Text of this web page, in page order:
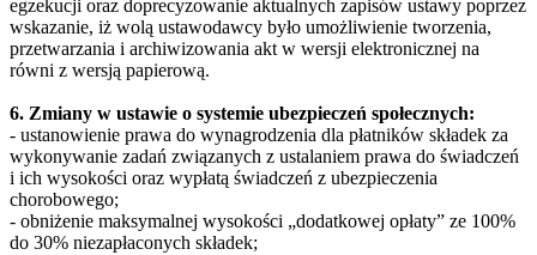
egzekucji oraz doprecyzowanie aktualnych zapisów ustawy poprzez
wskazanie, iż wolą ustawodawcy było umożliwienie tworzenia,
przetwarzania i archiwizowania akt w wersji elektronicznej na
równi z wersją papierową.
6. Zmiany w ustawie o systemie ubezpieczeń społecznych:
- ustanowienie prawa do wynagrodzenia dla płatników składek za
wykonywanie zadań związanych z ustalaniem prawa do świadczeń
i ich wysokości oraz wypłatą świadczeń z ubezpieczenia
chorobowego;
- obniżenie maksymalnej wysokości „dodatkowej opłaty” ze 100%
do 30% niezapłaconych składek;